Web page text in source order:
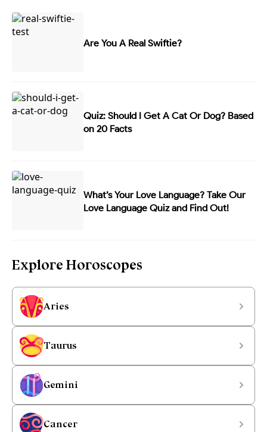
Are You A Real Swiftie?
Quiz: Should I Get A Cat Or Dog? Based
on 20 Facts
What’s Your Love Language? Take Our
Love Language Quiz and Find Out!
Explore Horoscopes
Aries
Taurus
Gemini
Cancer